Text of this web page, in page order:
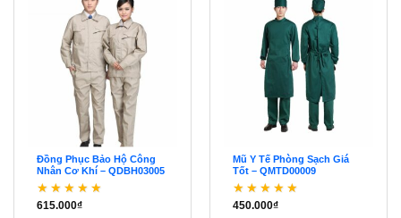
Đồng Phục Bảo Hộ Công
Nhân Cơ Khí – QDBH03005
Được xếp hạng
615.000₫
Mũ Y Tế Phòng Sạch Giá
Tốt – QMTD00009
Được xếp hạng
450.000₫